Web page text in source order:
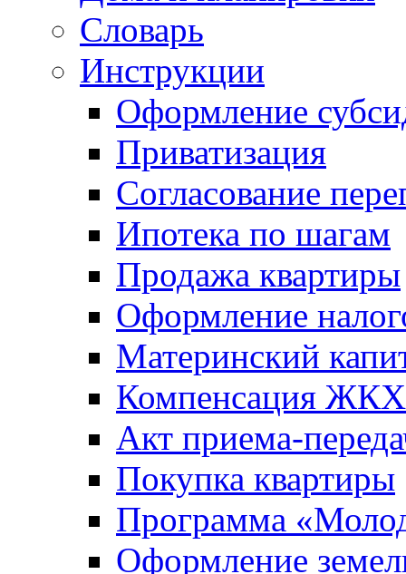
Словарь
Инструкции
Оформление
Приватизация
Согласование
Ипотека по шагам
Продажа квартиры
Оформление
Материнский
Компенсация ЖКХ
Акт приема-
Покупка квартиры
Программа
Оформление